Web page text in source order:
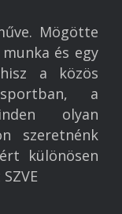
Mögötte
és egy
a közös
a
olyan
szeretnénk
különösen